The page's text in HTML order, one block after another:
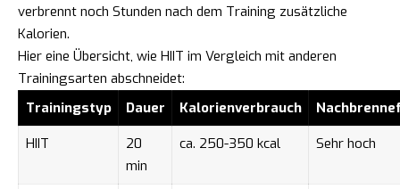
verbrennt noch Stunden nach dem Training zusätzliche
Kalorien.
Hier eine Übersicht, wie HIIT im Vergleich mit anderen
Trainingsarten abschneidet:
Trainingstyp
Dauer Kalorienverbrauch
HIIT
20
min
ca. 250-350 kcal Sehr hoch